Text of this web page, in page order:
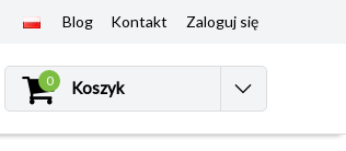
Blog Kontakt Zaloguj się
0 Koszyk